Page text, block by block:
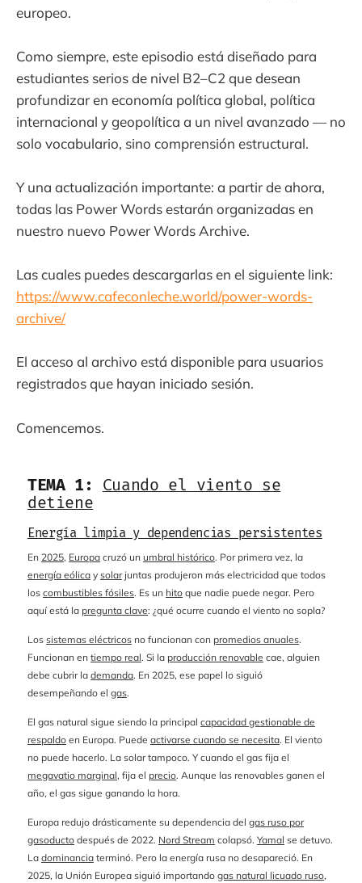
europeo.
Como siempre, este episodio está diseñado para
estudiantes serios de nivel B2–C2 que desean
profundizar en economía política global, política
internacional y geopolítica a un nivel avanzado — no
solo vocabulario, sino comprensión estructural.
Y una actualización importante: a partir de ahora,
todas las Power Words estarán organizadas en
nuestro nuevo Power Words Archive.
Las cuales puedes descargarlas en el siguiente link:
https://www.cafeconleche.world/power-words-
archive/
El acceso al archivo está disponible para usuarios
registrados que hayan iniciado sesión.
Comencemos.
TEMA 1: Cuando el viento se
detiene
Energía limpia y dependencias persistentes
En 2025, Europa cruzó un umbral histórico. Por primera vez, la
energía eólica y solarjuntas produjeron más electricidad que todos
los combustibles fósiles. Es un hito que nadie puede negar. Pero
aquí está la pregunta clave: ¿qué ocurre cuando el viento no sopla?
Los sistemas eléctricos no funcionan con promedios anuales.
Funcionan en tiempo real. Si la producción renovable cae, alguien
debe cubrir la demanda. En 2025, ese papel lo siguió
desempeñando el gas.
El gas natural sigue siendo la principal capacidad gestionable de
respaldo en Europa. Puede activarse cuando se necesita. El viento
no puede hacerlo. La solar tampoco. Y cuando el gas fija el
megavatio marginal, fija el precio. Aunque las renovables ganen el
año, el gas sigue ganando la hora.
Europa redujo drásticamente su dependencia del gas ruso por
gasoducto después de 2022. Nord Stream colapsó. Yamal se detuvo.
La dominancia terminó. Pero la energía rusa no desapareció. En
2025, la Unión Europea siguió importando gas natural licuado ruso,